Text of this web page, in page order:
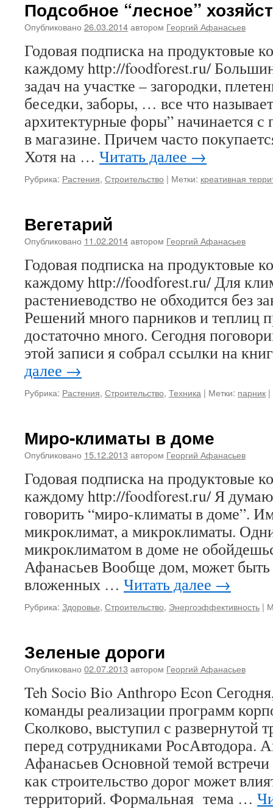
Подсобное “лесное”
Опубликовано 26.03.2014автором Георгий Афанасьев
Годовая подписка на продуктовые
каждому http://foodforest.ru/
задач на участке – загородки,
беседки, заборы, … все что
архитектурные форы” начинается с
в магазине. Причем часто
Хотя на … Читать далее →
Рубрика: Растения, Строительство | Метки: креативная
Вегетарий
Опубликовано 11.02.2014автором Георгий Афанасьев
Годовая подписка на продуктовые
каждому http://foodforest.ru/ Для
растениеводство не обходится без
Решений много парников и теплиц
достаточно много. Сегодня
этой записи я собрал ссылки на
далее →
Рубрика: Растения, Строительство, Техника | Метки: парник |
Миро-климаты в доме
Опубликовано 15.12.2013 автором Георгий Афанасьев
Годовая подписка на продуктовые
каждому http://foodforest.ru/ Я
говорить “миро-климаты в доме”.
микроклимат, а микроклиматы.
микроклиматом в доме не
Афанасьев Вообще дом, может быть
вложенных … Читать далее →
Рубрика: Здоровье, Строительство, Энергоэффективность |
Зеленые дороги
Опубликовано 02.07.2013 автором Георгий Афанасьев
Teh Socio Bio Anthropo Econ
команды реализации программ
Сколково, выступил с развернутой
перед сотрудниками РосАвтодора.
Афанасьев Основной темой
как строительство дорог может
территорий. Формальная тема …